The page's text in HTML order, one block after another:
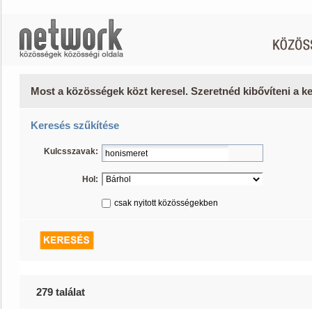
Most a közösségek közt keresel. Szeretnéd kibővíteni a
Keresés szűkítése
Kulcsszavak:
Hol:
csak nyitott közösségekben
279 találat